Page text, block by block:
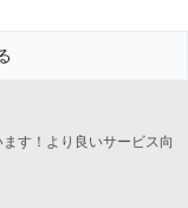
す！より良いサービス向